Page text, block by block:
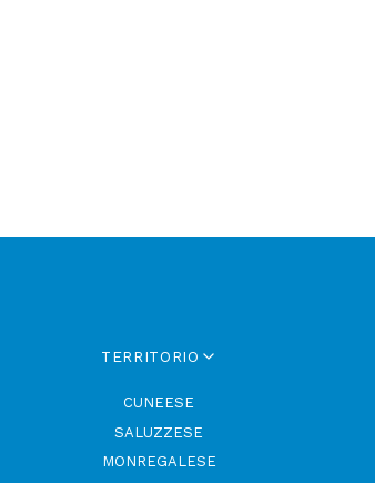
TERRITORIO
CUNEESE
SALUZZESE
MONREGALESE